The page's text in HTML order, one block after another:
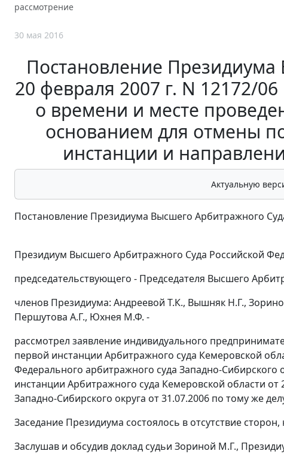
рассмотрение
30 мая 2016
Постановление
20 февраля 2007 г. N 12172/
о времени и месте
основанием для отмены
инстанции и
Актуальную
Постановление Президиума Высшего Арбитражного
Президиум Высшего Арбитражного Суда Российской
председательствующего - Председателя Высшего
членов Президиума: Андреевой Т.К., Вышняк Н.Г.,
Першутова А.Г., Юхнея М.Ф. -
рассмотрел заявление индивидуального
первой инстанции Арбитражного суда Кемеровской
Федерального арбитражного суда Западно-Сибирского
инстанции Арбитражного суда Кемеровской области от
Западно-Сибирского округа от 31.07.2006 по тому же
Заседание Президиума состоялось в отсутствие
Заслушав и обсудив доклад судьи Зориной М.Г.,